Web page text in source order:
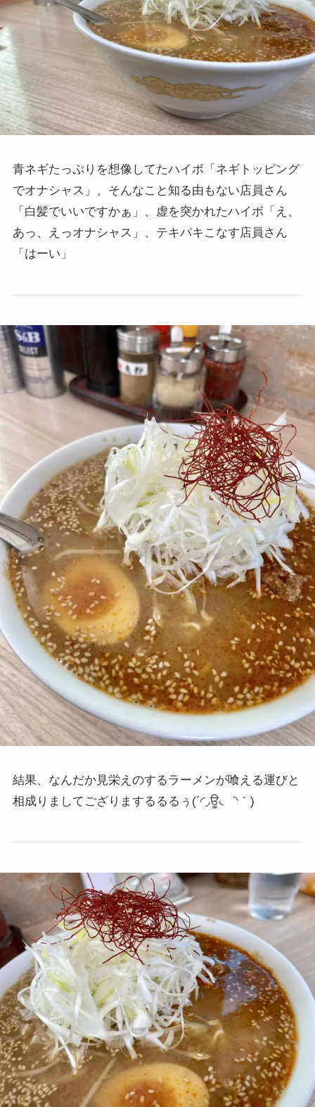
青ネギたっぷりを想像してたハイボ「ネギトッピング
でオナシャス」、そんなこと知る由もない店員さん
「白髪でいいですかぁ」、虚を突かれたハイボ「え、
あっ、えっオナシャス」、テキパキこなす店員さん
「はーい」
結果、なんだか見栄えのするラーメンが喰える運びと
相成りましてござりまするるるぅ (´◜◞ਊ◟◝｀)